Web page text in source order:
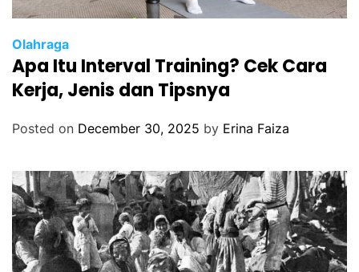
Olahraga
Apa Itu Interval Training? Cek Cara
Kerja, Jenis dan Tipsnya
Posted on December 30, 2025 by Erina Faiza